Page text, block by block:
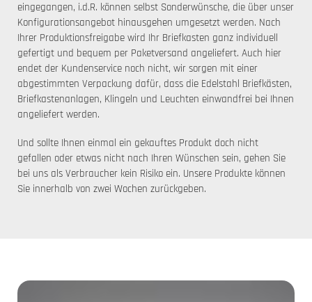
eingegangen, i.d.R. können selbst Sonderwünsche, die über unser
Konfigurationsangebot hinausgehen umgesetzt werden. Nach
Ihrer Produktionsfreigabe wird Ihr Briefkasten ganz individuell
gefertigt und bequem per Paketversand angeliefert. Auch hier
endet der Kundenservice noch nicht, wir sorgen mit einer
abgestimmten Verpackung dafür, dass die Edelstahl Briefkästen,
Briefkastenanlagen, Klingeln und Leuchten einwandfrei bei Ihnen
angeliefert werden.
Und sollte Ihnen einmal ein gekauftes Produkt doch nicht
gefallen oder etwas nicht nach Ihren Wünschen sein, gehen Sie
bei uns als Verbraucher kein Risiko ein. Unsere Produkte können
Sie innerhalb von zwei Wochen zurückgeben.